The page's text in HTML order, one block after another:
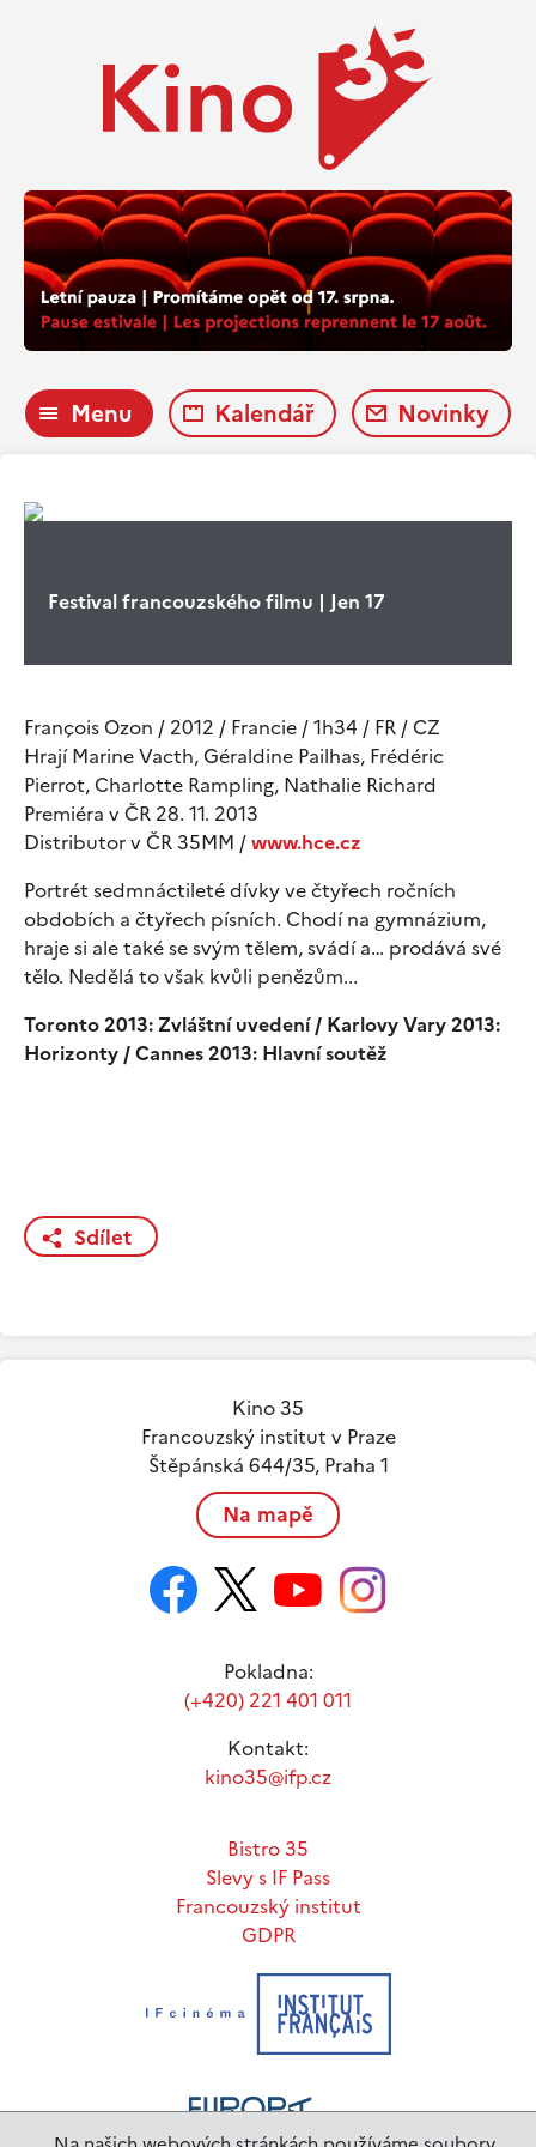
Menu Kalendář Novinky
Festival francouzského filmu | Jen 17
François Ozon / 2012 / Francie / 1h34 / FR / CZ
Hrají Marine Vacth, Géraldine Pailhas, Frédéric
Pierrot, Charlotte Rampling, Nathalie Richard
Premiéra v ČR 28. 11. 2013
Distributor v ČR 35MM /www.hce.cz
Portrét sedmnáctileté dívky ve čtyřech ročních
obdobích a čtyřech písních. Chodí na gymnázium,
hraje si ale také se svým tělem, svádí a… prodává své
tělo. Nedělá to však kvůli penězům...
Toronto 2013: Zvláštní uvedení / Karlovy Vary 2013:
Horizonty / Cannes 2013: Hlavní soutěž
Sdílet
Kino 35
Francouzský institut v Praze
Štěpánská 644/35, Praha 1
Na mapě
Pokladna:
(+420) 221 401 011
Kontakt:
kino35@ifp.cz
Bistro 35
Slevy s IF Pass
Francouzský institut
GDPR